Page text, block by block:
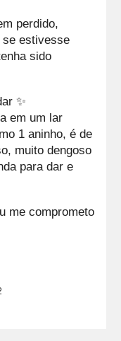
perdido,
se estivesse
sido
✨
em um lar
1 aninho, é de
muito dengoso
para dar e
me comprometo